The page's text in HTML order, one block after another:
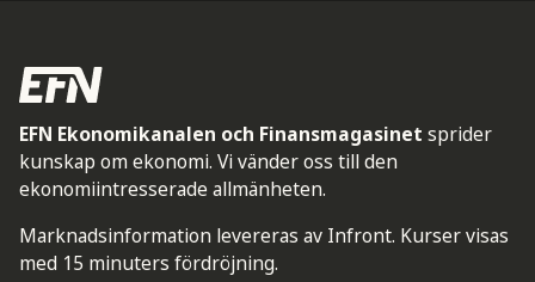
EFN Ekonomikanalen och Finansmagasinet sprider
kunskap om ekonomi. Vi vänder oss till den
ekonomiintresserade allmänheten.
Marknadsinformation levereras av Infront. Kurser visas
med 15 minuters fördröjning.